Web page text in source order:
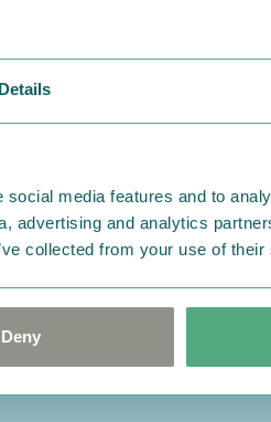
Details
media features and to
advertising and analytics
collected from your use of
Deny
価 格：1,760円（税込）
ご購入はこちら